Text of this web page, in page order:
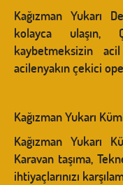
Kağızman Yukarı
kolayca ulaşın,
kaybetmeksizin
acilenyakın çekici
Kağızman Yukarı
Kağızman Yukarı
Karavan taşıma,
ihtiyaçlarınızı